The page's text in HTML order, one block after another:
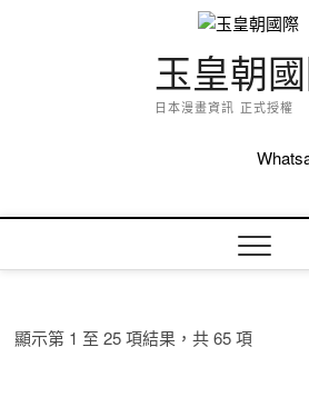
玉皇朝
日本漫畫資訊 正式授權
顯示第 1 至 25 項結果，共 65 項依